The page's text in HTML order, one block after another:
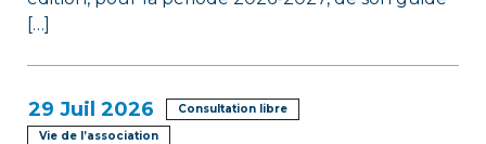
i
c
l
[…]
29 Juil 2026
Consultation libre
Vie de l’association